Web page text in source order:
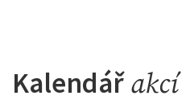
Kalendářakcí